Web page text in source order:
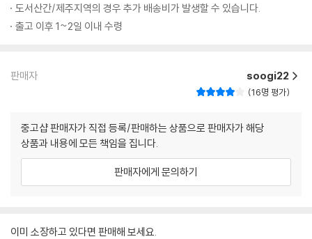
도서산간/제주지역의 경우 추가 배송비가 발생할 수 있습니다.
출고 이후 1~2일 이내 수령
판매자 soogi22
16명 평가
중고샵 판매자가 직접 등록/판매하는 상품으로 판매자가 해당
상품과 내용에 모든 책임을 집니다.
판매자에게 문의하기
이미 소장하고 있다면 판매해 보세요.